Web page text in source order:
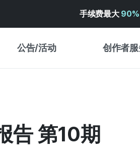
手续费最大 90%
公告/活动 创作者
新闻稿
特展日历
帮助中心 ↗︎
WADIZ 奖励 ↗︎
告 第10期